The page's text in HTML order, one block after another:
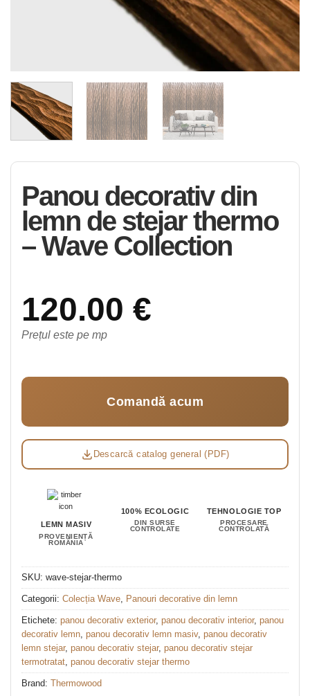
Panou decorativ din
lemn de stejar thermo
– Wave Collection
120.00 €
Prețul este pe mp
Comandă acum
Descarcă catalog general (PDF)
LEMN MASIV
PROVENIENȚĂ
ROMÂNIA
100% ECOLOGIC
DIN SURSE
CONTROLATE
TEHNOLOGIE TOP
PROCESARE
CONTROLATĂ
SKU: wave-stejar-thermo
Categorii: Colecția Wave Panouri decorative din lemn
Etichete: panou decorativ exterior, panou decorativ interior, panou
decorativ lemn panou decorativ lemn masiv, panou decorativ
lemn stejar, panou decorativ stejar, panou decorativ stejar
termotratat panou decorativ stejar thermo
Brand: Thermowood